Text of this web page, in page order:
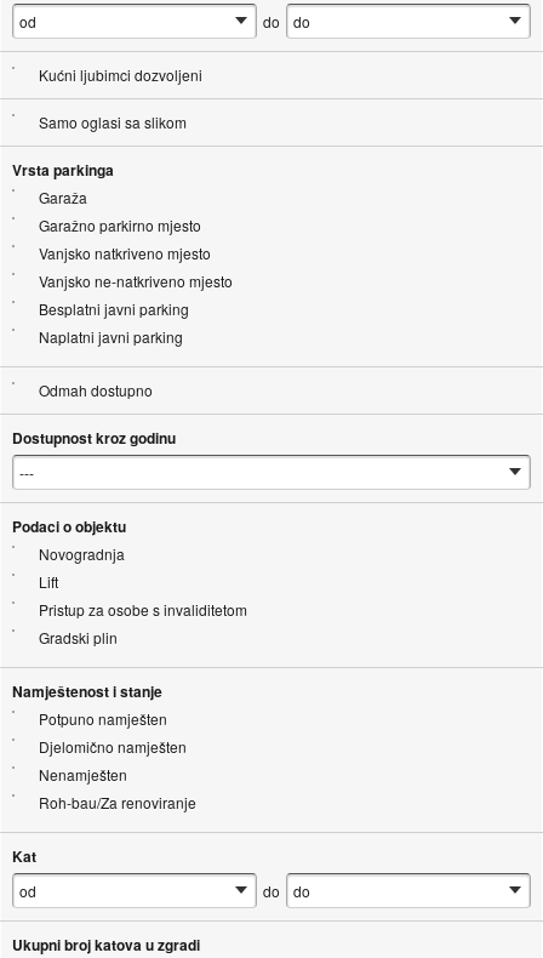
do
Kućni ljubimci dozvoljeni
Samo oglasi sa slikom
Vrsta parkinga
Garaža
Garažno parkirno mjesto
Vanjsko natkriveno mjesto
Vanjsko ne-natkriveno mjesto
Besplatni javni parking
Naplatni javni parking
Odmah dostupno
Dostupnost kroz godinu
Podaci o objektu
Novogradnja
Lift
Pristup za osobe s invaliditetom
Gradski plin
Namještenost i stanje
Potpuno namješten
Djelomično namješten
Nenamješten
Roh-bau/Za renoviranje
Kat
do
Ukupni broj katova u zgradi